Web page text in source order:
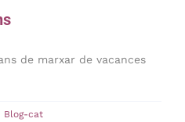
de marxar de vacances
Blog-cat